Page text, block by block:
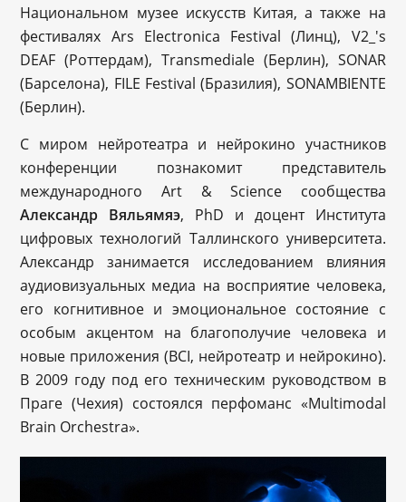
Национальном музее искусств Китая, а также на
фестивалях Ars Electronica Festival (Линц), V2_'s
DEAF (Роттердам), Transmediale (Берлин), SONAR
(Барселона), FILE Festival (Бразилия), SONAMBIENTE
(Берлин).
С миром нейротеатра и нейрокино участников
конференции познакомит представитель
международного Art & Science сообщества
Александр Вяльямяэ, PhD и доцент Института
цифровых технологий Таллинского университета.
Александр занимается исследованием влияния
аудиовизуальных медиа на восприятие человека,
его когнитивное и эмоциональное состояние с
особым акцентом на благополучие человека и
новые приложения (BCI, нейротеатр и нейрокино).
В 2009 году под его техническим руководством в
Праге (Чехия) состоялся перфоманс «Multimodal
Brain Orchestra».